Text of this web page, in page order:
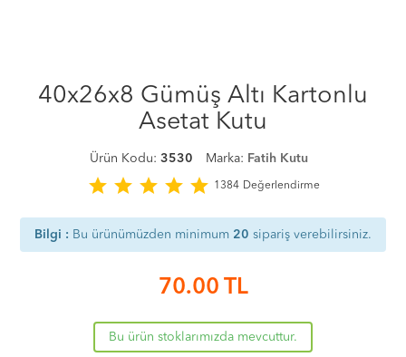
40x26x8 Gümüş Altı Kartonlu
Asetat Kutu
Ürün Kodu: 3530 Marka: Fatih Kutu
star star star star star 1384 Değerlendirme
Bilgi : Bu ürünümüzden minimum 20 sipariş verebilirsiniz.
70.00 TL
Bu ürün stoklarımızda mevcuttur.